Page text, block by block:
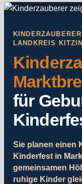
LANDKREIS
für
Sie planen einen
Kinderfest in
gemeinsamen
ruhige Kinder